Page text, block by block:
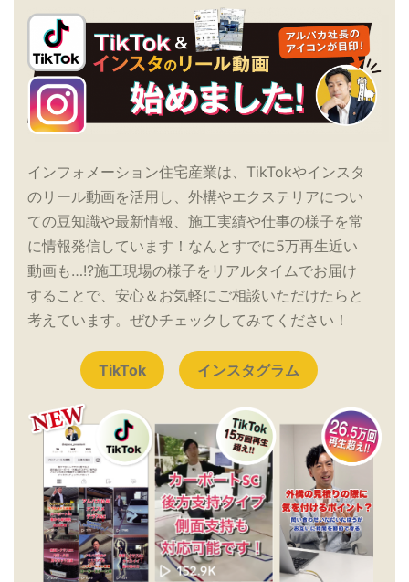
インフォメーション住宅産業は、TikTokやインスタ
のリール動画を活用し、外構やエクステリアについ
ての豆知識や最新情報、施工実績や仕事の様子を常
に情報発信しています！なんとすでに5万再生近い
動画も…!?施工現場の様子をリアルタイムでお届け
することで、安心＆お気軽にご相談いただけたらと
考えています。ぜひチェックしてみてください！
TikTok インスタグラム